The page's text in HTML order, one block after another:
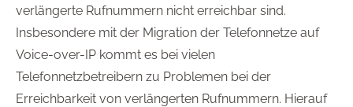
verlängerte Rufnummern nicht erreichbar sind.
Insbesondere mit der Migration der Telefonnetze auf
Voice-over-IP kommt es bei vielen
Telefonnetzbetreibern zu Problemen bei der
Erreichbarkeit von verlängerten Rufnummern. Hierauf